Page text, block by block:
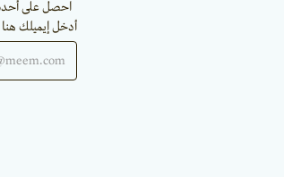
احصل على أحدث
أدخل إيميلك هنا